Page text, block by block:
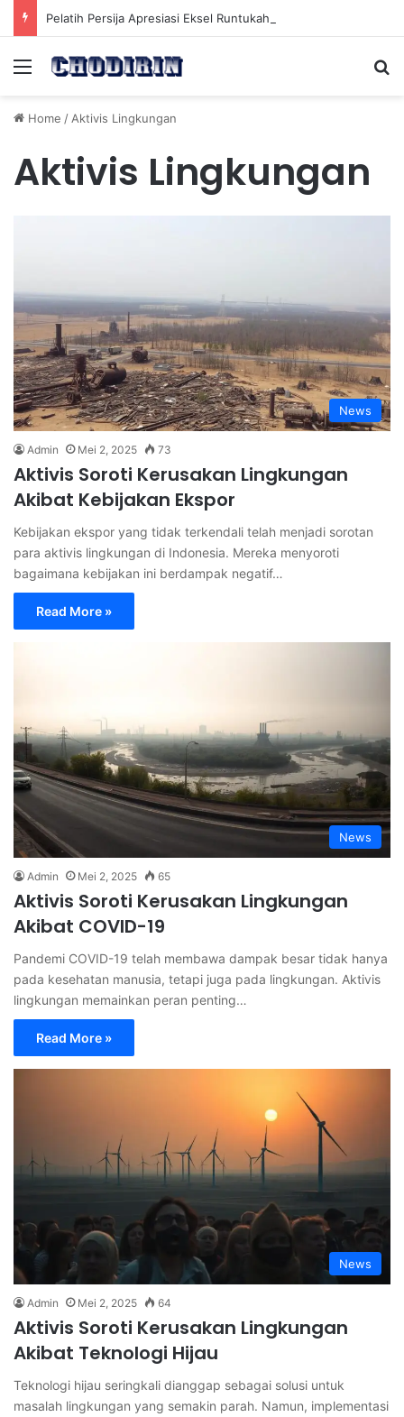
Menu
Home / Aktivis Lingkungan
Aktivis Lingkungan
News
Admin Mei 2, 2025 73
Aktivis Soroti Kerusakan Lingkungan
Akibat Kebijakan Ekspor
Kebijakan ekspor yang tidak terkendali telah menjadi sorotan
para aktivis lingkungan di Indonesia. Mereka menyoroti
bagaimana kebijakan ini berdampak negatif…
Read More »
News
Admin Mei 2, 2025 65
Aktivis Soroti Kerusakan Lingkungan
Akibat COVID-19
Pandemi COVID-19 telah membawa dampak besar tidak hanya
pada kesehatan manusia, tetapi juga pada lingkungan. Aktivis
lingkungan memainkan peran penting…
Read More »
News
Admin Mei 2, 2025 64
Aktivis Soroti Kerusakan Lingkungan
Akibat Teknologi Hijau
Teknologi hijau seringkali dianggap sebagai solusi untuk
masalah lingkungan yang semakin parah. Namun, implementasi